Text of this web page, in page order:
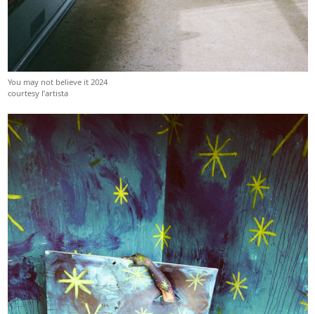
You may not believe it 2024
courtesy l’artista